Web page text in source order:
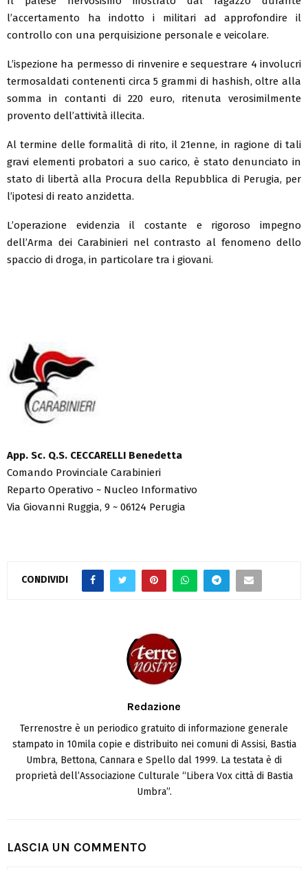
l’accertamento ha indotto i militari ad approfondire il
controllo con una perquisizione personale e veicolare.
L’ispezione ha permesso di rinvenire e sequestrare 4 involucri
termosaldati contenenti circa 5 grammi di hashish, oltre alla
somma in contanti di 220 euro, ritenuta verosimilmente
provento dell’attività illecita.
Al termine delle formalità di rito, il 21enne, in ragione di tali
gravi elementi probatori a suo carico, è stato denunciato in
stato di libertà alla Procura della Repubblica di Perugia, per
l’ipotesi di reato anzidetta.
L’operazione evidenzia il costante e rigoroso impegno
dell’Arma dei Carabinieri nel contrasto al fenomeno dello
spaccio di droga, in particolare tra i giovani.
App. Sc. Q.S. CECCARELLI Benedetta
Comando Provinciale Carabinieri
Reparto Operativo ~ Nucleo Informativo
Via Giovanni Ruggia, 9 ~ 06124 Perugia
CONDIVIDI
Redazione
Terrenostre è un periodico gratuito di informazione generale
stampato in 10mila copie e distribuito nei comuni di Assisi, Bastia
Umbra, Bettona, Cannara e Spello dal 1999. La testata è di
proprietà dell’Associazione Culturale “Libera Vox città di Bastia
Umbra”.
LASCIA UN COMMENTO